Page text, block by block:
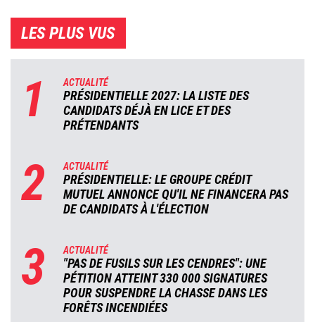
LES PLUS VUS
1 ACTUALITÉ
PRÉSIDENTIELLE 2027: LA LISTE DES
CANDIDATS DÉJÀ EN LICE ET DES
PRÉTENDANTS
2 ACTUALITÉ
PRÉSIDENTIELLE: LE GROUPE CRÉDIT
MUTUEL ANNONCE QU'IL NE FINANCERA PAS
DE CANDIDATS À L'ÉLECTION
3 ACTUALITÉ
"PAS DE FUSILS SUR LES CENDRES": UNE
PÉTITION ATTEINT 330 000 SIGNATURES
POUR SUSPENDRE LA CHASSE DANS LES
FORÊTS INCENDIÉES